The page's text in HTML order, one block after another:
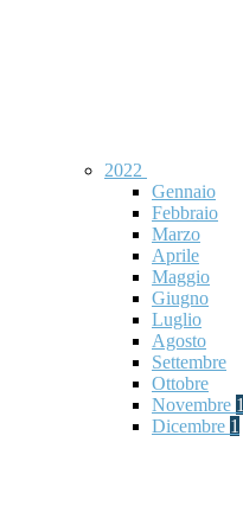
2022
Gennaio
Febbraio
Marzo
Aprile
Maggio
Giugno
Luglio
Agosto
Settembre
Ottobre
Novembre 1
Dicembre 1